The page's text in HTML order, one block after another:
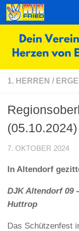
Zum Inhalt
1. HERREN /
(05.10.2024)
7. OKTOBER 2024
In Altendorf
DJK Altendorf 09
Huttrop
Das Schützenfest